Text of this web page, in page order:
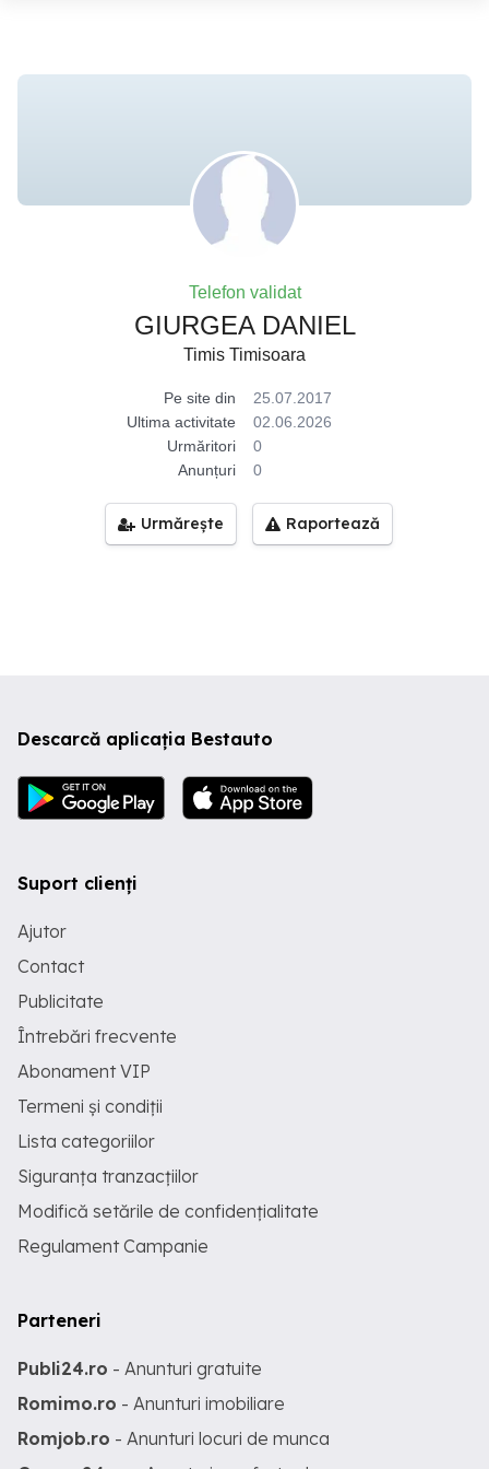
Telefon validat
GIURGEA DANIEL
Timis Timisoara
Pe site din
25.07.2017
Ultima activitate
02.06.2026
Urmăritori
0
Anunțuri
0
Urmărește Raportează
Descarcă aplicația Bestauto
Suport clienți
Ajutor
Contact
Publicitate
Întrebări frecvente
Abonament VIP
Termeni și condiții
Lista categoriilor
Siguranța tranzacțiilor
Modifică setările de confidențialitate
Regulament Campanie
Parteneri
Publi24.ro - Anunturi gratuite
Romimo.ro - Anunturi imobiliare
Romjob.ro - Anunturi locuri de munca